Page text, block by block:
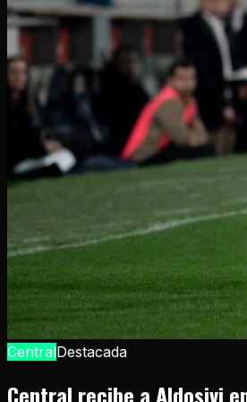
CentralDestacada
Central recibe a Aldosivi